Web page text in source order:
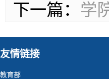
下一篇： 学
友情链接
教育部